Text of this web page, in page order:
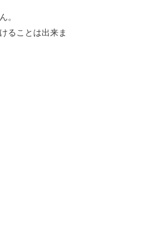
。
ることは出来ま